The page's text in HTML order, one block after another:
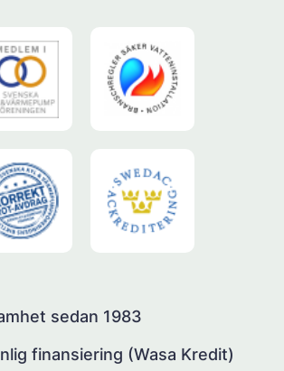
sedan 1983
finansiering (Wasa Kredit)